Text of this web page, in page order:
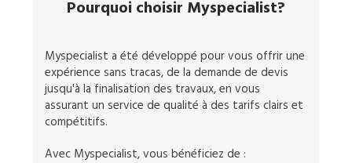
Pourquoi choisir Myspecialist?
Myspecialist a été développé pour vous offrir une
expérience sans tracas, de la demande de devis
jusqu'à la finalisation des travaux, en vous
assurant un service de qualité à des tarifs clairs et
compétitifs.
Avec Myspecialist, vous bénéficiez de :